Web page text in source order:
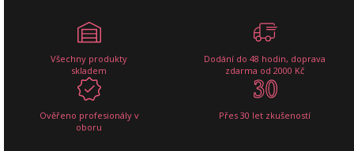
Všechny produkty
skladem
Dodání do 48 hodin, doprava
zdarma od 2000 Kč
Ověřeno profesionály v
oboru
Přes 30 let zkušeností